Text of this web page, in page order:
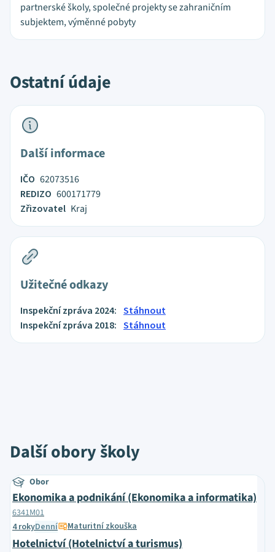
partnerské školy, společné projekty se zahraničním
subjektem, výměnné pobyty
Ostatní údaje
Další informace
IČO 62073516
REDIZO 600171779
Zřizovatel Kraj
Užitečné odkazy
Inspekční zpráva 2024: Stáhnout
Inspekční zpráva 2018: Stáhnout
Další obory školy
Obor
Ekonomika a podnikání (Ekonomika a informatika)
6341M01
4 rokyDenní Maturitní zkouška
Hotelnictví (Hotelnictví a turismus)